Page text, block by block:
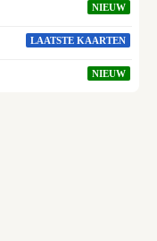
NIEUW
LAATSTE KAARTEN
NIEUW